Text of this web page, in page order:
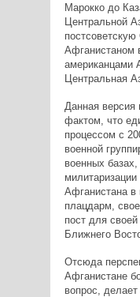
Марокко до
Центральной
Афганистаном
Центральная
Данная версия
фактом, что
процессом с
военной
военных
Афганистана в
плацдарм,
пост для
Ближнего
Отсюда
Афганистане
вопрос,